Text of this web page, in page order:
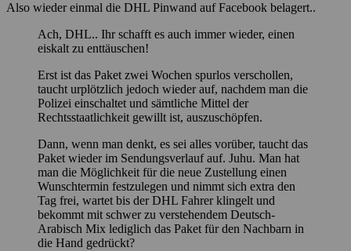
Also wieder einmal die DHL Pinwand auf Facebook belagert..
Ach, DHL.. Ihr schafft es auch immer wieder, einen
eiskalt zu enttäuschen!
Erst ist das Paket zwei Wochen spurlos verschollen,
taucht urplötzlich jedoch wieder auf, nachdem man die
Polizei einschaltet und sämtliche Mittel der
Rechtsstaatlichkeit gewillt ist, auszuschöpfen.
Dann, wenn man denkt, es sei alles vorüber, taucht das
Paket wieder im Sendungsverlauf auf. Juhu. Man hat
man die Möglichkeit für die neue Zustellung einen
Wunschtermin festzulegen und nimmt sich extra den
Tag frei, wartet bis der DHL Fahrer klingelt und
bekommt mit schwer zu verstehendem Deutsch-
Arabisch Mix lediglich das Paket für den Nachbarn in
die Hand gedrückt?